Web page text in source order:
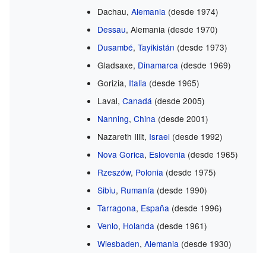
Dachau, Alemania (desde 1974)
Dessau, Alemania (desde 1970)
Dusambé, Tayikistán (desde 1973)
Gladsaxe, Dinamarca (desde 1969)
Gorizia, Italia (desde 1965)
Laval, Canadá (desde 2005)
Nanning, China (desde 2001)
Nazareth Illit, Israel (desde 1992)
Nova Gorica, Eslovenia (desde 1965)
Rzeszów, Polonia (desde 1975)
Sibiu, Rumanía (desde 1990)
Tarragona, España (desde 1996)
Venlo, Holanda (desde 1961)
Wiesbaden, Alemania (desde 1930)